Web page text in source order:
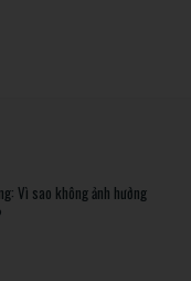
Vì sao không ảnh hưởng